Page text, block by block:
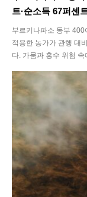
트·순소득 67퍼센
부르키나파소 동부
적용한 농가가 관행 대
다. 가뭄과 홍수 위험